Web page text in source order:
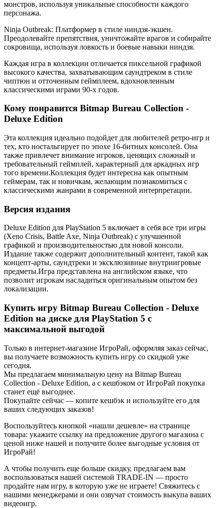
монстров, используя уникальные способности каждого
персонажа.
Ninja Outbreak: Платформер в стиле ниндзя-экшен.
Преодолевайте препятствия, уничтожайте врагов и собирайте
сокровища, используя ловкость и боевые навыки ниндзя.
Каждая игра в коллекции отличается пиксельной графикой
высокого качества, захватывающим саундтреком в стиле
чиптюн и отточенным геймплеем, вдохновленным
классическими играми 90-х годов.
Кому понравится Bitmap Bureau Collection -
Deluxe Edition
Эта коллекция идеально подойдет для любителей ретро-игр и
тех, кто ностальгирует по эпохе 16-битных консолей. Она
также привлечет внимание игроков, ценящих сложный и
требовательный геймплей, характерный для аркадных игр
того времени.Коллекция будет интересна как опытным
геймерам, так и новичкам, желающим познакомиться с
классическими жанрами в современной интерпретации.
Версия издания
Deluxe Edition для PlayStation 5 включает в себя все три игры
(Xeno Crisis, Battle Axe, Ninja Outbreak) с улучшенной
графикой и производительностью для новой консоли.
Издание также содержит дополнительный контент, такой как
концепт-арты, саундтреки и эксклюзивные внутриигровые
предметы.Игра представлена на английском языке, что
позволит игрокам насладиться оригинальным опытом без
локализации.
Купить игру Bitmap Bureau Collection - Deluxe
Edition на диске для PlayStation 5 с
максимальной выгодой
Только в интернет-магазине ИгроРай, оформляя заказ сейчас,
вы получаете возможность купить игру со скидкой уже
сегодня.
Мы предлагаем минимальную цену на Bitmap Bureau
Collection - Deluxe Edition, а с кешбэком от ИгроРай покупка
станет ещё выгоднее.
Покупайте сейчас — копите кешбэк и используйте его для
ваших следующих заказов!
Воспользуйтесь кнопкой «нашли дешевле» на странице
товара: укажите ссылку на предложение другого магазина с
ценой ниже нашей и получите более выгодные условия от
ИгроРай!
А чтобы получить еще больше скидку, предлагаем вам
воспользоваться нашей системой TRADE-IN — просто
продайте нам игру, в которую уже не играете! Свяжитесь с
нашими менеджерами и они озвучат стоимость выкупа ваших
видеоигр.